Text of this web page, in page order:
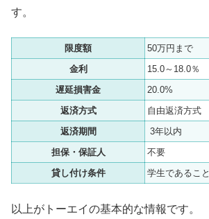
す。
限度額
50万円まで
金利
15.0～18.0％
遅延損害金
20.0%
返済方式
自由返済方式
返済期間
3年以内
担保・保証人
不要
貸し付け条件
学生であること
以上がトーエイの基本的な情報です。